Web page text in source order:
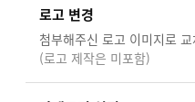
로고 변경
첨부해주신 로고 이미지로
(로고 제작은 미포함)